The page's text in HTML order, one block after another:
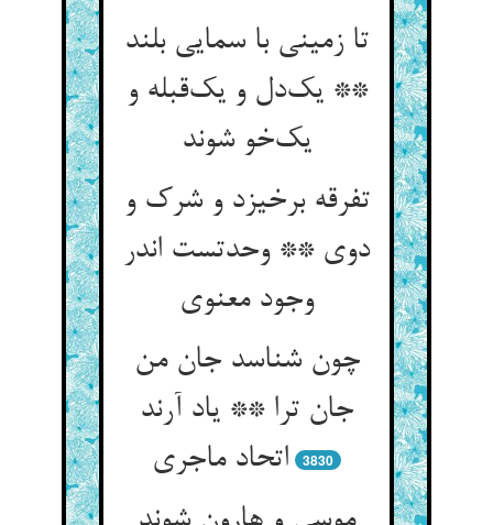
تا زمینی با سمایی بلند
** یک‌دل و یک‌قبله و
یک‌خو شوند
تفرقه برخیزد و شرک و
دوی ** وحدتست اندر
وجود معنوی
چون شناسد جان من
جان ترا ** یاد آرند
اتحاد ماجری
3830